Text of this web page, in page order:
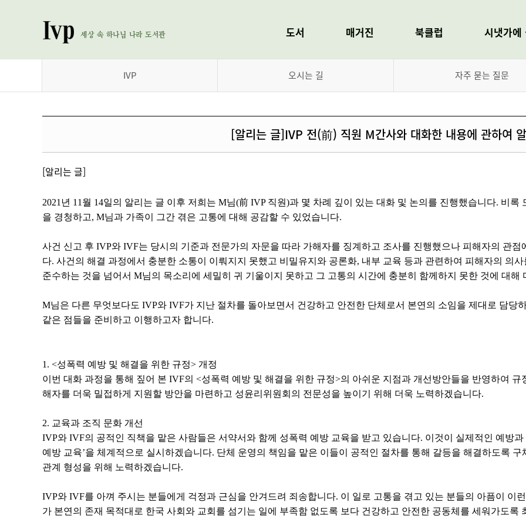
세상 속 하나님 나라 도서관 도서
신간도서
스테디셀러
저자별 도서
주제별 도서
전자도서(E-Book)
매거진
인터뷰
연재
뉴미디어
북클럽
독서단
열린특강
자료실
시냇가에
오늘의 시심
정기구독 안내
구독취소 신청
IVP 오시는 길 자주 묻는 질문
[알리는 글]IVP 전(前) 직원 M간사와 대화한 내용에 관하여
[알리는 글]
2021년 11월 14일의 알리는 글 이후 저희는 M님(前 IVP 직원)과 몇 차례 깊이 있는 대화 및 논의를 진행했습니다. 비
을 경청하고, M님과 가족이 그간 겪은 고통에 대해 공감할 수 있었습니다.
사건 신고 후 IVP와 IVF는 당시의 기준과 전문가의 자문을 따라 가해자를 징계하고 조사를 진행했으나 피해자의 관
다. 사건의 해결 과정에서 충분한 소통이 이뤄지지 못했고 비밀유지와 공론화, 내부 교육 등과 관련하여 피해자의 의
준수하는 것을 넘어서 M님의 목소리에 세밀히 귀 기울이지 못하고 그 고통의 시간에 충분히 함께하지 못한 것에 대해
M님은 다른 무엇보다도 IVP와 IVF가 지난 절차를 돌아보면서 건강하고 안전한 단체로서 본연의 소임을 제대로 담당
같은 점들을 준비하고 이행하고자 합니다.
1. <성폭력 예방 및 해결을 위한 규정> 개정
이번 대화 과정을 통해 짚어 본 IVF의 <성폭력 예방 및 해결을 위한 규정>의 아쉬운 지점과 개선방안들을 반영하여
해자를 더욱 밀접하게 지원할 방안을 마련하고 성윤리위원회의 전문성을 높이기 위해 더욱 노력하겠습니다.
2. 교육과 조직 문화 개선
IVP와 IVF의 공적인 직책을 맡은 사람들은 서약서와 함께 성폭력 예방 교육을 받고 있습니다. 이것이 실제적인 예방
예방 교육’을 체계적으로 실시하겠습니다. 단체 운영의 책임을 맡은 이들이 공적인 절차를 통해 갈등을 해결하도록
관계 형성을 위해 노력하겠습니다.
IVP와 IVF를 아껴 주시는 분들에게 걱정과 근심을 안겨드려 죄송합니다. 이 일로 고통을 겪고 있는 분들의 아픔이 이
가 본연의 존재 목적대로 한국 사회와 교회를 섬기는 일에 부족함 없도록 보다 건강하고 안전한 공동체를 세워가도록